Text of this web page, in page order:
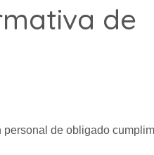
de
de obligado